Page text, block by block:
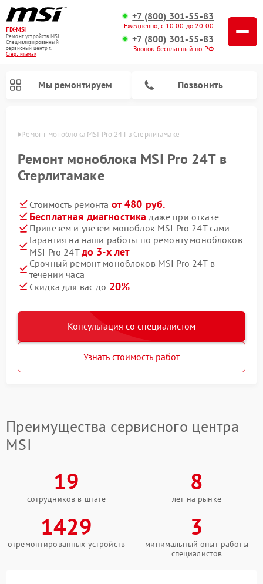
FIX-MSI
Ремонт устройств MSI
Специализированный
cервисный центр г.
Стерлитамак
+7 (800) 301-55-83
Ежедневно, с 10:00 до 20:00
+7 (800) 301-55-83
Звонок бесплатный по РФ
Мы ремонтируем Позвонить
Ремонт моноблока MSI Pro 24T в Стерлитамаке
Ремонт моноблока MSI Pro 24T в
Стерлитамаке
Стоимость ремонта от 480 руб.
Бесплатная диагностика даже при отказе
Привезем и увезем моноблок MSI Pro 24T сами
Гарантия на наши работы по ремонту моноблоков
MSI Pro 24Tдо 3-х лет
Срочный ремонт моноблоков MSI Pro 24T в
течении часа
Скидка для вас до 20%
Консультация со специалистом
Узнать стоимость работ
Преимущества сервисного центра
MSI
19
сотрудников в штате
8
лет на рынке
1429
отремонтированных устройств
3
минимальный опыт работы
специалистов